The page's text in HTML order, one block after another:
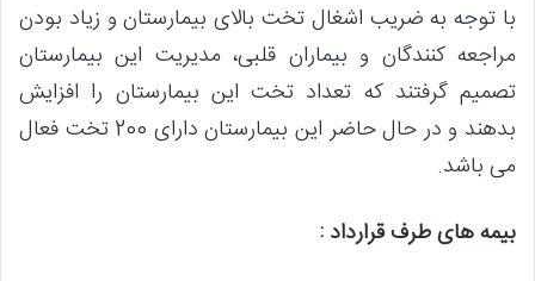
با توجه به ضریب اشغال تخت بالای بیمارستان و زیاد بودن
مراجعه کنندگان و بیماران قلبی، مدیریت این بیمارستان
تصمیم گرفتند که تعداد تخت این بیمارستان را افزایش
بدهند و در حال حاضر این بیمارستان دارای 200 تخت فعال
می باشد.
بیمه های طرف قرارداد :